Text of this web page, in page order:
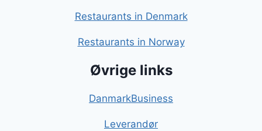
Restaurants in Denmark
Restaurants in Norway
Øvrige links
DanmarkBusiness
Leverandør